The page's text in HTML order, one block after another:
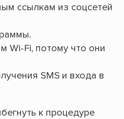
ссылкам из соцсетей
Wi-Fi, потому что они
SMS и входа в
к процедуре